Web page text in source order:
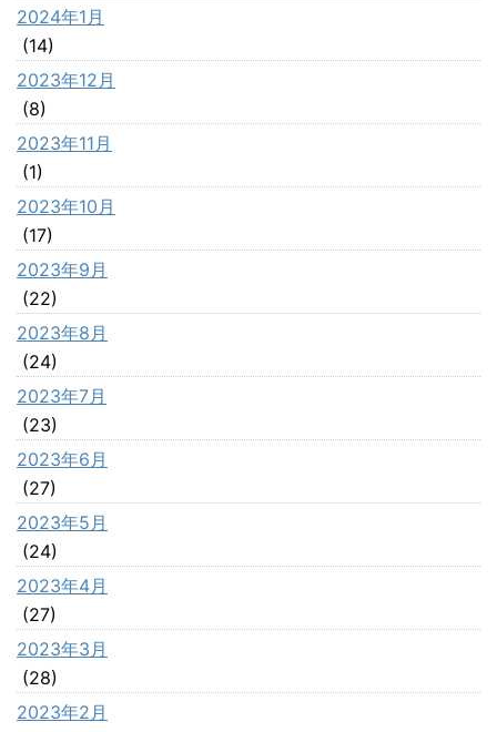
2024年1月
(14)
2023年12月
(8)
2023年11月
(1)
2023年10月
(17)
2023年9月
(22)
2023年8月
(24)
2023年7月
(23)
2023年6月
(27)
2023年5月
(24)
2023年4月
(27)
2023年3月
(28)
2023年2月